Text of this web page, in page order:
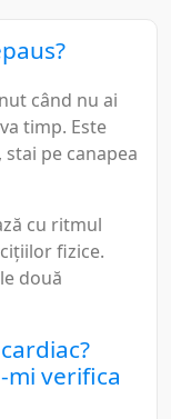
când nu ai
timp. Este
pe canapea
cu ritmul
fizice.
două
mi verifica